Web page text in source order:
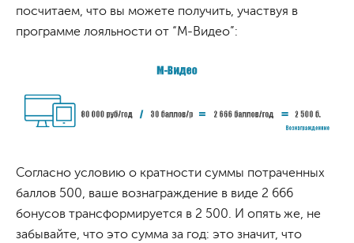
посчитаем, что вы можете получить, участвуя в
программе лояльности от “М-Видео”:
Согласно условию о кратности суммы потраченных
баллов 500, ваше вознаграждение в виде 2 666
бонусов трансформируется в 2 500. И опять же, не
забывайте, что это сумма за год: это значит, что